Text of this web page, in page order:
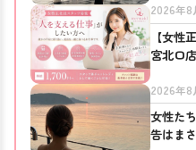
2026年8
【女性
宮北口
2026年8
女性た
告はま